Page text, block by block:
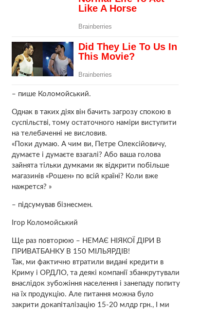
– пише Коломойський.
Однак в таких діях він бачить загрозу спокою в
суспільстві, тому остаточного наміри виступити
на телебаченні не висловив.
«Поки думаю. А чим ви, Петре Олексійовичу,
думаєте і думаєте взагалі? Або ваша голова
зайнята тільки думками як відкрити побільше
магазинів «Рошен» по всій країні? Коли вже
нажрется? »
– підсумував бізнесмен.
Ігор Коломойський
Ще раз повторюю – НЕМАЄ НІЯКОЇ ДІРИ В
ПРИВАТБАНКУ В 150 МІЛЬЯРДІВ!
Так, ми фактично втратили видані кредити в
Криму і ОРДЛО, та деякі компанії збанкрутували
внаслідок зубожіння населення і занепаду попиту
на їх продукцію. Але питання можна було
закрити докапіталізацію 15-20 млдр грн., І ми